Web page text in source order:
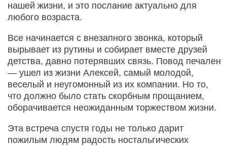
нашей жизни, и это послание актуально для
любого возраста.
Все начинается с внезапного звонка, который
вырывает из рутины и собирает вместе друзей
детства, давно потерявших связь. Повод печален
— ушел из жизни Алексей, самый молодой,
веселый и неугомонный из их компании. Но то,
что должно было стать скорбным прощанием,
оборачивается неожиданным торжеством жизни.
Эта встреча спустя годы не только дарит
пожилым людям радость ностальгических